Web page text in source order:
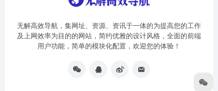
无解高效导航，集网址、资源、资讯于一体的为提高您的工作
及上网效率为目的的网站，简约优雅的设计风格，全面的前端
用户功能，简单的模块化配置，欢迎您的体验！